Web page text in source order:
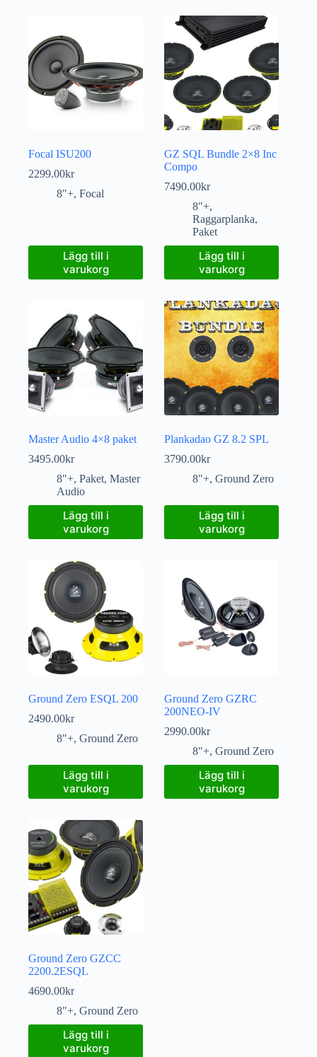
Focal ISU200
2299.00kr
8"+, Focal
Lägg till i
varukorg
GZ SQL Bundle 2×8 Inc
Compo
7490.00kr
8"+,
Raggarplanka,
Paket
Lägg till i
varukorg
Master Audio 4×8 paket
3495.00kr
8"+, Paket, Master
Audio
Lägg till i
varukorg
Plankadao GZ 8.2 SPL
3790.00kr
8"+,Ground Zero
Lägg till i
varukorg
Ground Zero ESQL 200
2490.00kr
8"+, Ground Zero
Lägg till i
varukorg
Ground Zero GZRC
200NEO-IV
2990.00kr
8"+,Ground Zero
Lägg till i
varukorg
Ground Zero GZCC
2200.2ESQL
4690.00kr
8"+, Ground Zero
Lägg till i
varukorg